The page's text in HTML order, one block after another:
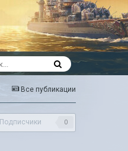
Все публикации
Подписчики 0